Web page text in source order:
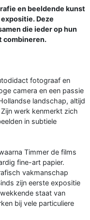
en beeldende kunst
Deze
die ieder op hun
combineren.
fotograaf en
camera en een passie
landschap, altijd
werk kenmerkt zich
in subtiele
Timmer de films
fine-art papier.
vakmanschap
zijn eerste expositie
staat van
bij vele particuliere